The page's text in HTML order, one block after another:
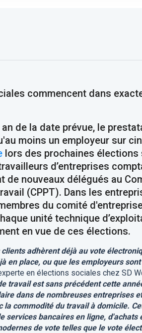
commencent dans
de la date prévue, le
moins un employeur sur
lors des prochaines élections
d’entreprises
de nouveaux délégués au
(CPPT). Dans les
du comité
unité technique
en vue de ces élections.
adhèrent déjà au vote
en place, ou que les employeurs
en élections sociales chez SD
travail est sans précédent cette
dans de nombreuses entreprises
la commodité du travail à domicile.
services bancaires en ligne,
de vote telles que le vote